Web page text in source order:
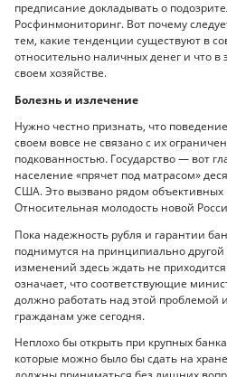
предписание докладывать о
Росфинмониторинг. Вот почему
тем, какие тенденции существуют в
относительно наличных денег и что в
своем хозяйстве.
Болезнь и излечение
Нужно честно признать, что
своем вовсе не связано с их
подкованностью. Государство — вот
население «прячет под матрасом»
США. Это вызвано рядом объективных
Относительная молодость новой
Пока надежность рубля и гарантии
поднимутся на принципиально
изменений здесь ждать не
означает, что соответствующие
должно работать над этой проблемой
гражданам уже сегодня.
Неплохо бы открыть при крупных
которые можно было бы сдать на